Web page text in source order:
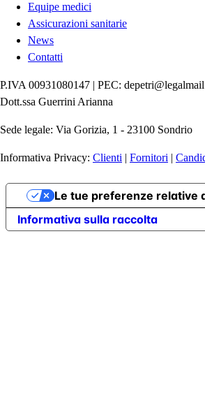
Equipe medici
Assicurazioni sanitarie
News
Contatti
P.IVA 00931080147 | PEC:
Dott.ssa Guerrini Arianna
Sede legale: Via Gorizia, 1 - 23100 Sondrio
Informativa Privacy: Clienti | Fornitori |
Informativa sulla raccolta
Le tue preferenze relative